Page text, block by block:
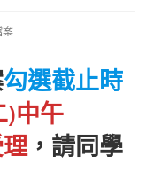
案
勾選截止時
)中午
，請同學